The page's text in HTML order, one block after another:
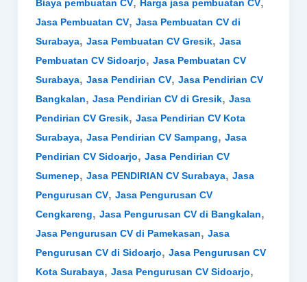
Biaya pembuatan CV Harga jasa pembuatan CV
Jasa Pembuatan CV, Jasa Pembuatan CV di
Surabaya, Jasa Pembuatan CV Gresik, Jasa
Pembuatan CV Sidoarjo, Jasa Pembuatan CV
Surabaya, Jasa Pendirian CV, Jasa Pendirian CV
Bangkalan, Jasa Pendirian CV di Gresik, Jasa
Pendirian CV Gresik, Jasa Pendirian CV Kota
Surabaya, Jasa Pendirian CV Sampang, Jasa
Pendirian CV Sidoarjo, Jasa Pendirian CV
Sumenep, Jasa PENDIRIAN CV Surabaya, Jasa
Pengurusan CV, Jasa Pengurusan CV
Cengkareng, Jasa Pengurusan CV di Bangkalan,
Jasa Pengurusan CV di Pamekasan, Jasa
Pengurusan CV di Sidoarjo, Jasa Pengurusan CV
Kota Surabaya, Jasa Pengurusan CV Sidoarjo,